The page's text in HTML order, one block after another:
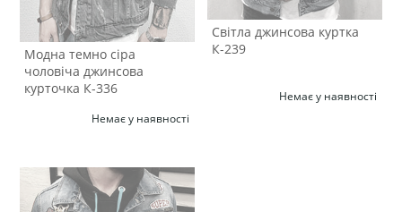
Модна темно сіра
чоловіча джинсова
курточка К-336
Немає у наявності
Світла джинсова куртка
К-239
Немає у наявності